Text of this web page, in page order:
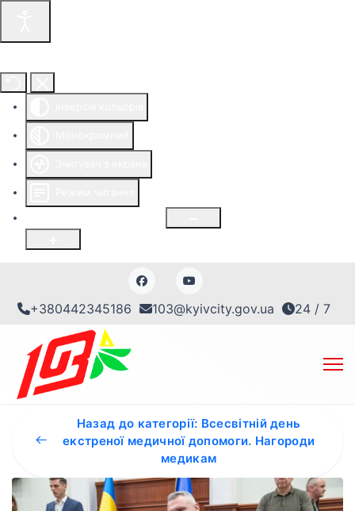
+380442345186 103@kyivcity.gov.ua 24 / 7
Назад до категорії: Всесвітній день
екстреної медичної допомоги. Нагороди
медикам